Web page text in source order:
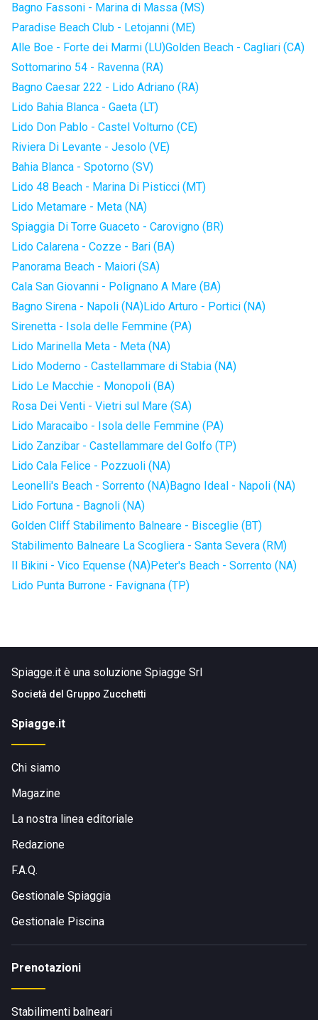
Bagno Fassoni - Marina di Massa (MS)
Paradise Beach Club - Letojanni (ME)
Alle Boe - Forte dei Marmi (LU)Golden Beach - Cagliari (CA)
Sottomarino 54 - Ravenna (RA)
Bagno Caesar 222 - Lido Adriano (RA)
Lido Bahia Blanca - Gaeta (LT)
Lido Don Pablo - Castel Volturno (CE)
Riviera Di Levante - Jesolo (VE)
Bahia Blanca - Spotorno (SV)
Lido 48 Beach - Marina Di Pisticci (MT)
Lido Metamare - Meta (NA)
Spiaggia Di Torre Guaceto - Carovigno (BR)
Lido Calarena - Cozze - Bari (BA)
Panorama Beach - Maiori (SA)
Cala San Giovanni - Polignano A Mare (BA)
Bagno Sirena - Napoli (NA)Lido Arturo - Portici (NA)
Sirenetta - Isola delle Femmine (PA)
Lido Marinella Meta - Meta (NA)
Lido Moderno - Castellammare di Stabia (NA)
Lido Le Macchie - Monopoli (BA)
Rosa Dei Venti - Vietri sul Mare (SA)
Lido Maracaibo - Isola delle Femmine (PA)
Lido Zanzibar - Castellammare del Golfo (TP)
Lido Cala Felice - Pozzuoli (NA)
Leonelli's Beach - Sorrento (NA)Bagno Ideal - Napoli (NA)
Lido Fortuna - Bagnoli (NA)
Golden Cliff Stabilimento Balneare - Bisceglie (BT)
Stabilimento Balneare La Scogliera - Santa Severa (RM)
Il Bikini - Vico Equense (NA)Peter's Beach - Sorrento (NA)
Lido Punta Burrone - Favignana (TP)
Spiagge.it è una soluzione Spiagge Srl
Società del Gruppo Zucchetti
Spiagge.it
Chi siamo
Magazine
La nostra linea editoriale
Redazione
F.A.Q.
Gestionale Spiaggia
Gestionale Piscina
Prenotazioni
Stabilimenti balneari